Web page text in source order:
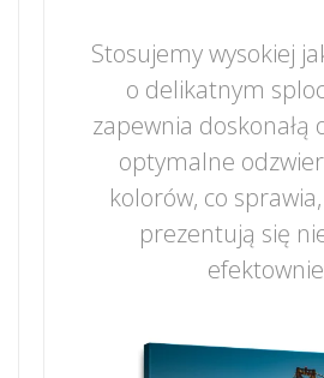
Stosujemy wysokiej
o delikatnym
zapewnia doskonałą
optymalne
kolorów, co
prezentują się